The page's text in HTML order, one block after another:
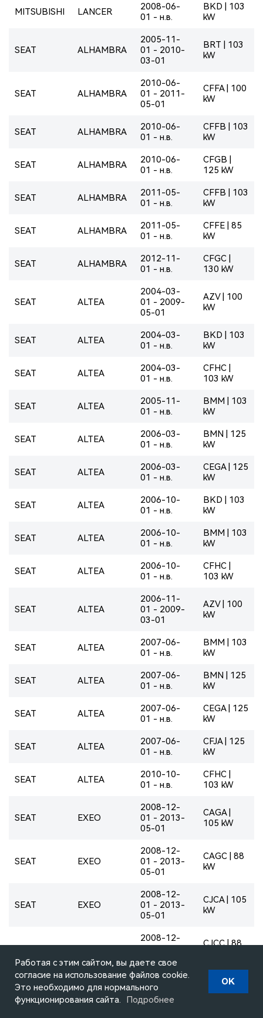
MITSUBISHI LANCER
2008-06-
01 - н.в.
BKD | 103
kW
SEAT ALHAMBRA
2005-11-
01 - 2010-
03-01
BRT | 103
kW
SEAT ALHAMBRA
2010-06-
01 - 2011-
05-01
CFFA | 100
kW
SEAT ALHAMBRA
2010-06-
01 - н.в.
CFFB | 103
kW
SEAT ALHAMBRA
2010-06-
01 - н.в.
CFGB |
125 kW
SEAT ALHAMBRA
2011-05-
01 - н.в.
CFFB | 103
kW
SEAT ALHAMBRA
2011-05-
01 - н.в.
CFFE | 85
kW
SEAT ALHAMBRA
2012-11-
01 - н.в.
CFGC |
130 kW
SEAT ALTEA
2004-03-
01 - 2009-
05-01
AZV | 100
kW
SEAT ALTEA
2004-03-
01 - н.в.
BKD | 103
kW
SEAT ALTEA
2004-03-
01 - н.в.
CFHC |
103 kW
SEAT ALTEA
2005-11-
01 - н.в.
BMM | 103
kW
SEAT ALTEA
2006-03-
01 - н.в.
BMN | 125
kW
SEAT ALTEA
2006-03-
01 - н.в.
CEGA | 125
kW
SEAT ALTEA
2006-10-
01 - н.в.
BKD | 103
kW
SEAT ALTEA
2006-10-
01 - н.в.
BMM | 103
kW
SEAT ALTEA
2006-10-
01 - н.в.
CFHC |
103 kW
SEAT ALTEA
2006-11-
01 - 2009-
03-01
AZV | 100
kW
SEAT ALTEA
2007-06-
01 - н.в.
BMM | 103
kW
SEAT ALTEA
2007-06-
01 - н.в.
BMN | 125
kW
SEAT ALTEA
2007-06-
01 - н.в.
CEGA | 125
kW
SEAT ALTEA
2007-06-
01 - н.в.
CFJA | 125
kW
SEAT ALTEA
2010-10-
01 - н.в.
CFHC |
103 kW
SEAT EXEO
2008-12-
01 - 2013-
05-01
CAGA |
105 kW
SEAT EXEO
2008-12-
01 - 2013-
05-01
CAGC | 88
kW
SEAT EXEO
2008-12-
01 - 2013-
05-01
CJCA | 105
kW
SEAT EXEO
2008-12-
01 - 2013-
05-01
CJCC | 88
SEAT EXEO
2009-02-
01 - 2013-
05-01
CAHA |
Работая с этим сайтом, вы даете свое
согласие на использование файлов cookie.
Это необходимо для нормального
функционирования сайта.
Подробнее
OK